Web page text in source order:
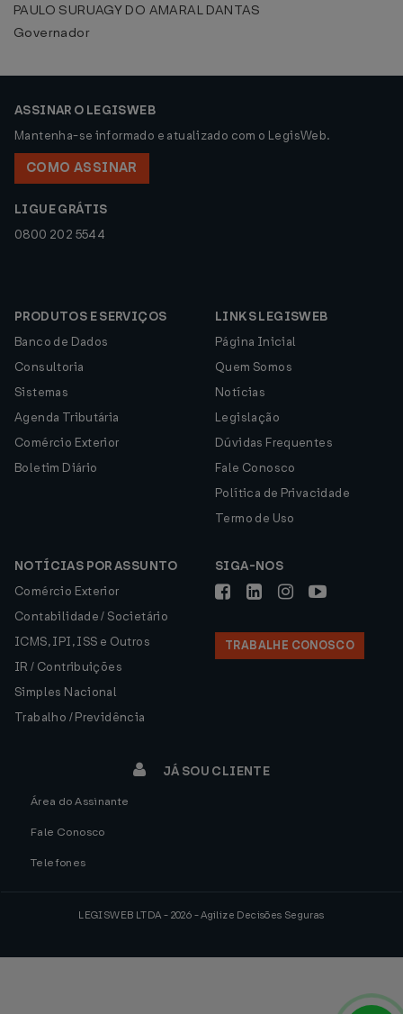
PAULO SURUAGY DO AMARAL DANTAS
Governador
ASSINAR O LEGISWEB
Mantenha-se informado e atualizado com o LegisWeb.
COMO ASSINAR
LIGUE GRÁTIS
0800 202 5544
PRODUTOS E SERVIÇOS
Banco de Dados
Consultoria
Sistemas
Agenda Tributária
Comércio Exterior
Boletim Diário
LINKS LEGISWEB
Página Inicial
Quem Somos
Notícias
Legislação
Dúvidas Frequentes
Fale Conosco
Política de Privacidade
Termo de Uso
NOTÍCIAS POR ASSUNTO
Comércio Exterior
Contabilidade / Societário
ICMS, IPI, ISS e Outros
IR / Contribuições
Simples Nacional
Trabalho / Previdência
SIGA-NOS
TRABALHE CONOSCO
JÁ SOU CLIENTE
Área do Assinante
Fale Conosco
Telefones
LEGISWEB LTDA - 2026 - Agilize Decisões Seguras